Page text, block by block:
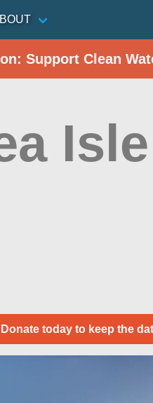
Support Clean
Donate today to keep the